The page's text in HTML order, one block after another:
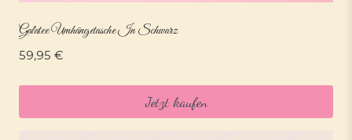
Galatee Umhängetasche In Schwarz
59,95 €
Jetzt kaufen